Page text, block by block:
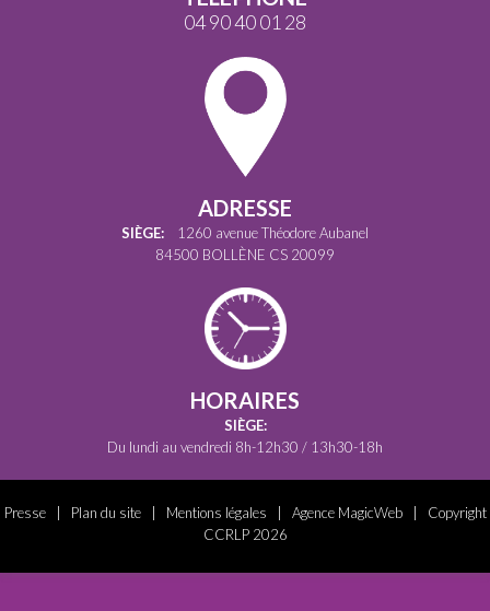
04 90 40 01 28
ADRESSE
SIÈGE: 1260 avenue Théodore Aubanel
84500 BOLLÈNE CS 20099
HORAIRES
SIÈGE:
Du lundi au vendredi 8h-12h30 / 13h30-18h
Presse| Plan du site| Mentions légales Agence MagicWeb| Copyright
CCRLP 2026